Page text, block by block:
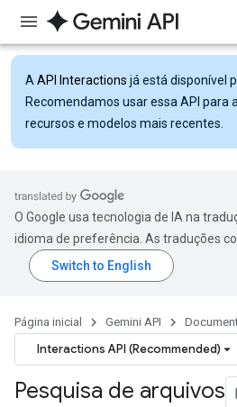
A API Interactions já está disponível
Recomendamos usar essa API para
recursos e modelos mais recentes.
O Google usa tecnologia de IA na
idioma de preferência. As traduções
Página inicial Gemini API
Interactions API (Recommended)
Pesquisa de arquivos